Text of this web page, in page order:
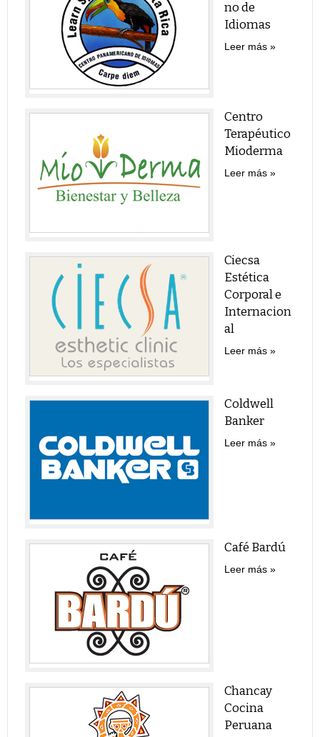
no de
Idiomas
Leer más
Centro
Terapéutico
Mioderma
Leer más
Ciecsa
Estética
Corporal e
Internacion
al
Leer más
Coldwell
Banker
Leer más
Café Bardú
Leer más
Chancay
Cocina
Peruana